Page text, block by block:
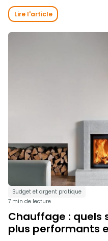
Lire l'article
Budget et argent pratique
7 min de lecture
Chauffage : quels
plus performants